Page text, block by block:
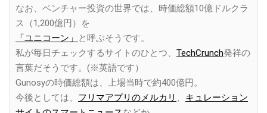
なお、ベンチャー投資の世界では、時価総額10億ドルクラ
ス（1,200億円）を
「ユニコーン」
と呼ぶそうです。
私が毎日チェックするサイトのひとつ、 TechCrunch発祥の
言葉だそうです。(※英語です）
Gunosyの時価総額は、上場当時で約400億円。
今後としては、 フリマアプリのメルカリ 、 キュレーション